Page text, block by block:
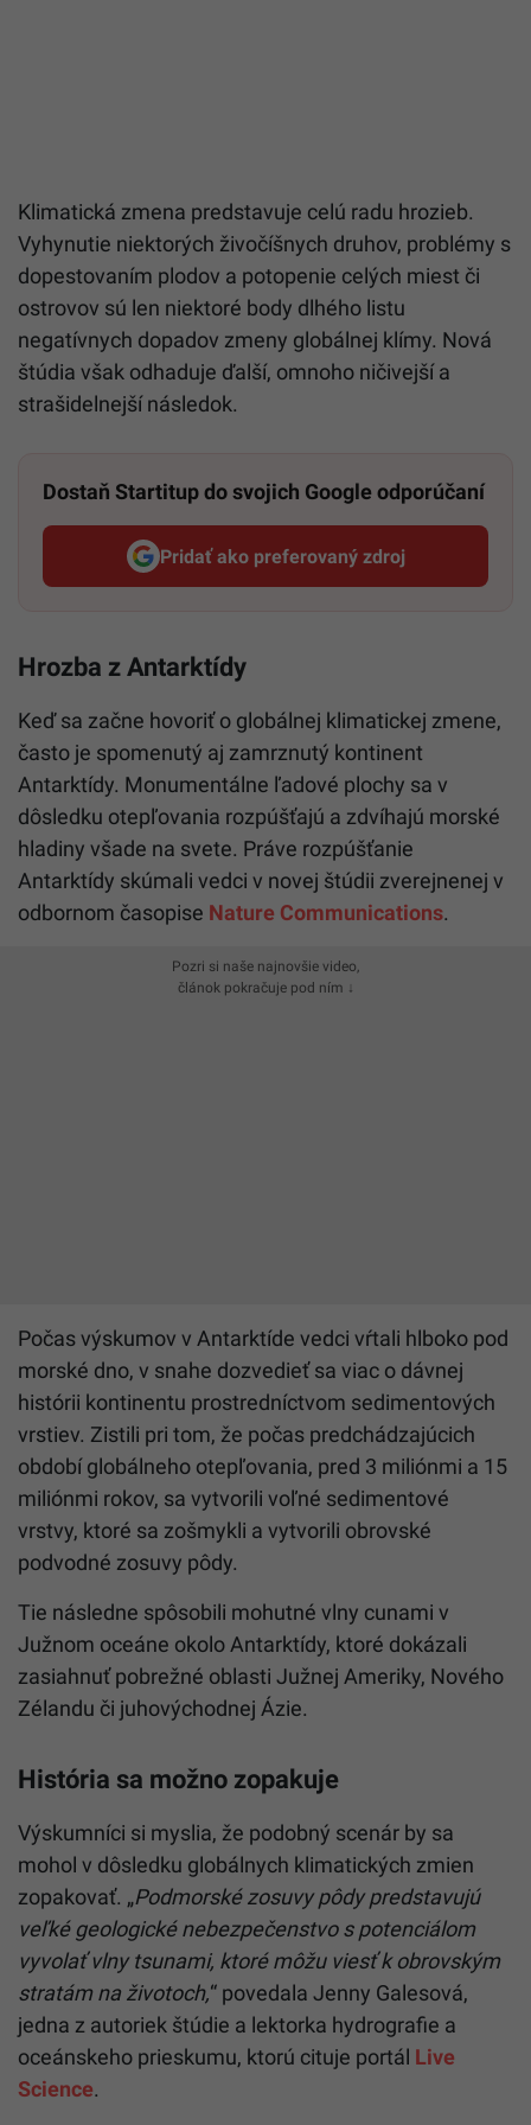
Klimatická zmena predstavuje celú radu hrozieb.
Vyhynutie niektorých živočíšnych druhov, problémy s
dopestovaním plodov a potopenie celých miest či
ostrovov sú len niektoré body dlhého listu
negatívnych dopadov zmeny globálnej klímy. Nová
štúdia však odhaduje ďalší, omnoho ničivejší a
strašidelnejší následok.
Dostaň Startitup do svojich Google odporúčaní
Pridať ako preferovaný zdroj
Startitup, odkaz sa otvorí v
Hrozba z Antarktídy
Keď sa začne hovoriť o globálnej klimatickej zmene,
často je spomenutý aj zamrznutý kontinent
Antarktídy. Monumentálne ľadové plochy sa v
dôsledku otepľovania rozpúšťajú a zdvíhajú morské
hladiny všade na svete. Práve rozpúšťanie
Antarktídy skúmali vedci v novej štúdii zverejnenej v
odbornom časopise Nature Communications.
Pozri si naše najnovšie video,
článok pokračuje pod ním ↓
Počas výskumov v Antarktíde vedci vŕtali hlboko pod
morské dno, v snahe dozvedieť sa viac o dávnej
histórii kontinentu prostredníctvom sedimentových
vrstiev. Zistili pri tom, že počas predchádzajúcich
období globálneho otepľovania, pred 3 miliónmi a 15
miliónmi rokov, sa vytvorili voľné sedimentové
vrstvy, ktoré sa zošmykli a vytvorili obrovské
podvodné zosuvy pôdy.
Tie následne spôsobili mohutné vlny cunami v
Južnom oceáne okolo Antarktídy, ktoré dokázali
zasiahnuť pobrežné oblasti Južnej Ameriky, Nového
Zélandu či juhovýchodnej Ázie.
História sa možno zopakuje
Výskumníci si myslia, že podobný scenár by sa
mohol v dôsledku globálnych klimatických zmien
zopakovať. „Podmorské zosuvy pôdy predstavujú
veľké geologické nebezpečenstvo s potenciálom
vyvolať vlny tsunami, ktoré môžu viesť k obrovským
stratám na životoch,“ povedala Jenny Galesová,
jedna z autoriek štúdie a lektorka hydrografie a
oceánskeho prieskumu, ktorú cituje portál Live
Science.